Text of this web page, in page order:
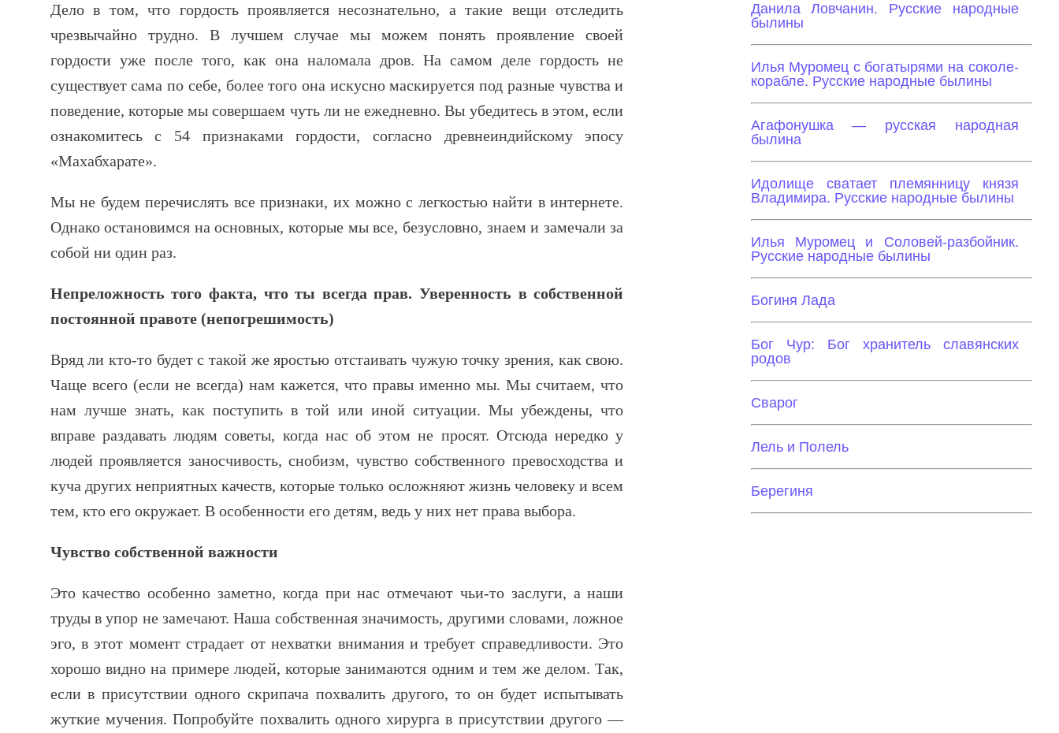
Дело в том, что гордость проявляется несознательно, а такие вещи отследить
чрезвычайно трудно. В лучшем случае мы можем понять проявление своей
гордости уже после того, как она наломала дров. На самом деле гордость не
существует сама по себе, более того она искусно маскируется под разные чувства и
поведение, которые мы совершаем чуть ли не ежедневно. Вы убедитесь в этом, если
ознакомитесь с 54 признаками гордости, согласно древнеиндийскому эпосу
«Махабхарате».
Мы не будем перечислять все признаки, их можно с легкостью найти в интернете.
Однако остановимся на основных, которые мы все, безусловно, знаем и замечали за
собой ни один раз.
Непреложность того факта, что ты всегда прав. Уверенность в собственной
постоянной правоте (непогрешимость)
Вряд ли кто-то будет с такой же яростью отстаивать чужую точку зрения, как свою.
Чаще всего (если не всегда) нам кажется, что правы именно мы. Мы считаем, что
нам лучше знать, как поступить в той или иной ситуации. Мы убеждены, что
вправе раздавать людям советы, когда нас об этом не просят. Отсюда нередко у
людей проявляется заносчивость, снобизм, чувство собственного превосходства и
куча других неприятных качеств, которые только осложняют жизнь человеку и всем
тем, кто его окружает. В особенности его детям, ведь у них нет права выбора.
Чувство собственной важности
Это качество особенно заметно, когда при нас отмечают чьи-то заслуги, а наши
труды в упор не замечают. Наша собственная значимость, другими словами, ложное
эго, в этот момент страдает от нехватки внимания и требует справедливости. Это
хорошо видно на примере людей, которые занимаются одним и тем же делом. Так,
если в присутствии одного скрипача похвалить другого, то он будет испытывать
жуткие мучения. Попробуйте похвалить одного хирурга в присутствии другого —
Данила Ловчанин. Русские народные
былины
Илья Муромец с богатырями на соколе-
корабле. Русские народные былины
Агафонушка — русская народная
былина
Идолище сватает племянницу князя
Владимира. Русские народные былины
Илья Муромец и Соловей-разбойник.
Русские народные былины
Богиня Лада
Бог Чур: Бог хранитель славянских
родов
Сварог
Лель и Полель
Берегиня